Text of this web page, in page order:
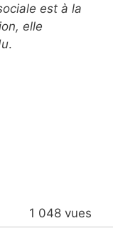
est à la
elle
.
1 048 vues